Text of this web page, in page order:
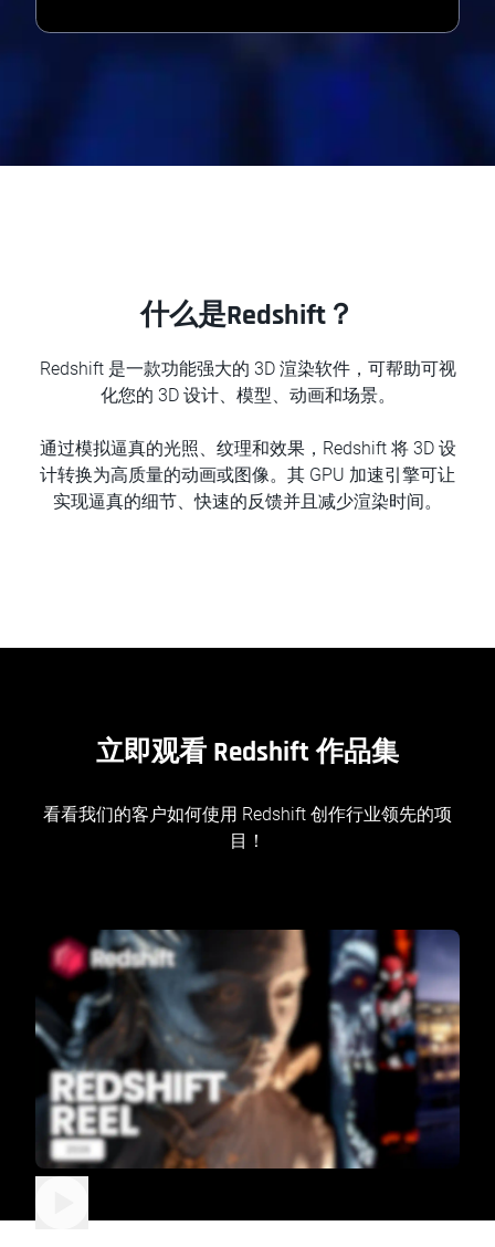
什么是Redshift？
Redshift 是一款功能强大的 3D 渲染软件，可帮助可视
化您的 3D 设计、模型、动画和场景。
通过模拟逼真的光照、纹理和效果，Redshift 将 3D 设
计转换为高质量的动画或图像。其 GPU 加速引擎可让
实现逼真的细节、快速的反馈并且减少渲染时间。
立即观看 Redshift 作品集
看看我们的客户如何使用 Redshift 创作行业领先的项
目！